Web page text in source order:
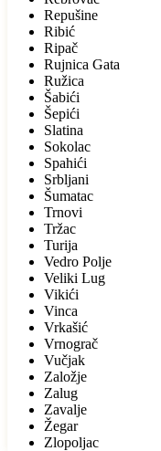
Repušine
Ribić
Ripač
Rujnica Gata
Ružica
Šabići
Šepići
Slatina
Sokolac
Spahići
Srbljani
Šumatac
Trnovi
Tržac
Turija
Vedro Polje
Veliki Lug
Vikići
Vinca
Vrkašić
Vrnograč
Vučjak
Založje
Zalug
Zavalje
Žegar
Zlopoljac